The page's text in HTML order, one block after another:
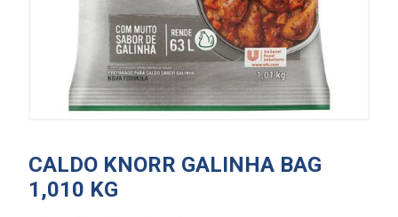
CALDO KNORR GALINHA BAG
1,010 KG